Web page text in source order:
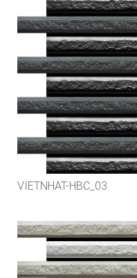
VIETNHAT-HBC_03